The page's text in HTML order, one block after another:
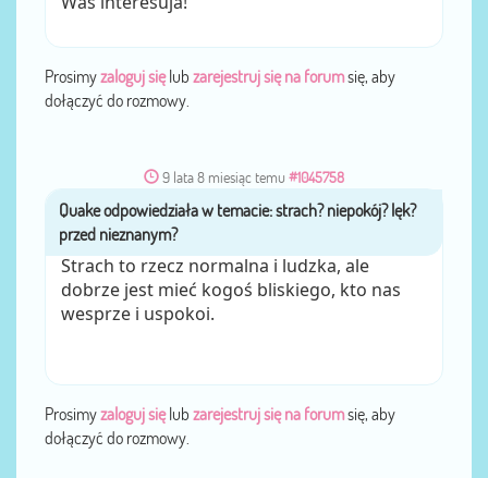
Prosimyzaloguj sięlub zarejestruj się na forumsię, aby
dołączyć do rozmowy.
9 lata 8 miesiąc temu #1045758
przezQuake
Strach to rzecz normalna i ludzka, ale
dobrze jest mieć kogoś bliskiego, kto nas
wesprze i uspokoi.
Prosimyzaloguj sięlub zarejestruj się na forumsię, aby
dołączyć do rozmowy.